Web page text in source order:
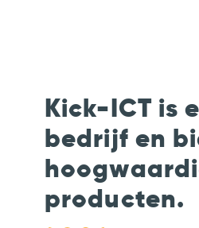
Kick-ICT is
bedrijf en
producten.